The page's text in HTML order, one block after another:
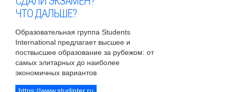
ЧТО ДАЛЬШЕ?
Образовательная группа Students
International предлагает высшее и
поствысшее образование за рубежом: от
самых элитарных до наиболее
экономичных вариантов